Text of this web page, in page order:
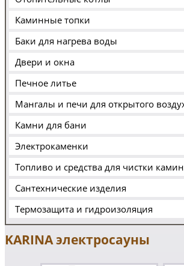
Каминные топки
Баки для нагрева воды
Двери и окна
Печное литье
Мангалы и печи для открытого
Камни для бани
Электрокаменки
Топливо и средства для чистки
Сантехнические изделия
Термозащита и гидроизоляция
KARINA электросауны